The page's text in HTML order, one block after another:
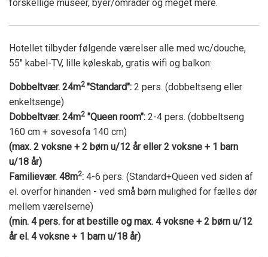
forskellige museer, byer/områder og meget mere.
Hotellet tilbyder følgende værelser alle med wc/douche,
55" kabel-TV, lille køleskab, gratis wifi og balkon:
Dobbeltvær. 24m2 "Standard": 2 pers. (dobbeltseng eller
enkeltsenge)
Dobbeltvær. 24m2 "Queen room": 2-4 pers. (dobbeltseng
160 cm + sovesofa 140 cm)
(max. 2 voksne + 2 børn u/12 år eller 2 voksne + 1 barn
u/18 år)
Familievær. 48m2: 4-6 pers. (Standard+Queen ved siden af
el. overfor hinanden - ved små børn mulighed for fælles dør
mellem værelserne)
(min. 4 pers. for at bestille og max. 4 voksne + 2 børn u/12
år el. 4 voksne + 1 barn u/18 år)